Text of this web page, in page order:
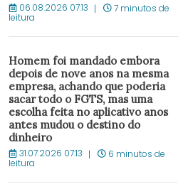
06.08.2026 07:13 7 minutos de
leitura
Homem foi mandado embora
depois de nove anos na mesma
empresa, achando que poderia
sacar todo o FGTS, mas uma
escolha feita no aplicativo anos
antes mudou o destino do
dinheiro
31.07.2026 07:13 6 minutos de
leitura